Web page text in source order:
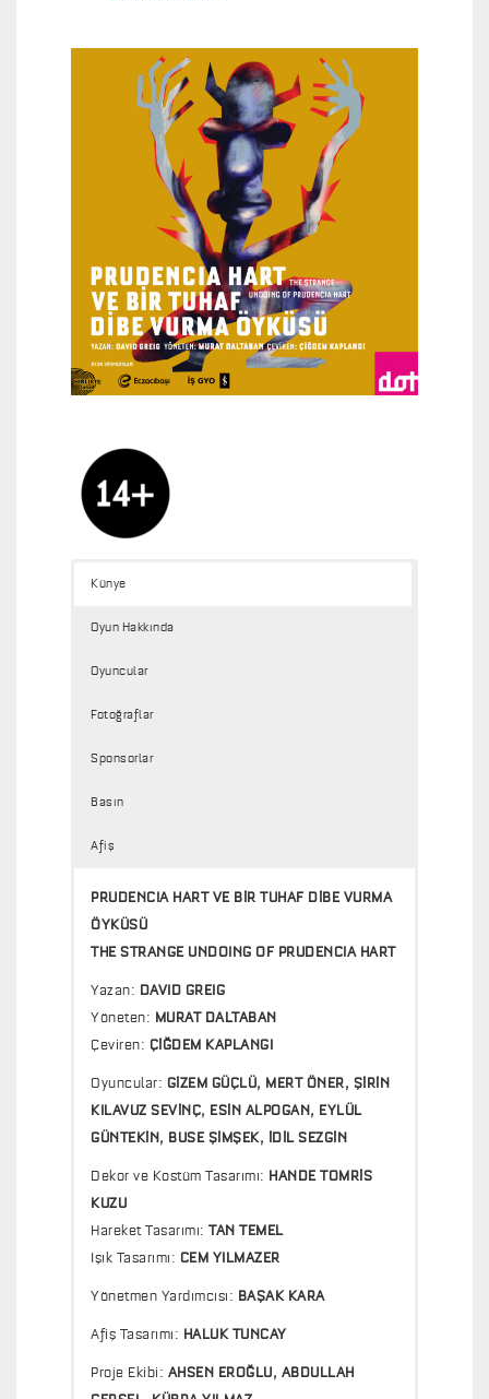
Künye
Oyun Hakkında
Oyuncular
Fotoğraflar
Sponsorlar
Basın
Afiş
PRUDENCIA HART VE BİR TUHAF DİBE VURMA
ÖYKÜSÜ
THE STRANGE UNDOING OF PRUDENCIA HART
Yazan: DAVID GREIG
Yöneten: MURAT DALTABAN
Çeviren: ÇİĞDEM KAPLANGI
Oyuncular: GİZEM GÜÇLÜ, MERT ÖNER, ŞİRİN
KILAVUZ SEVİNÇ, ESİN ALPOGAN, EYLÜL
GÜNTEKİN, BUSE ŞİMŞEK, İDİL SEZGİN
Dekor ve Kostüm Tasarımı: HANDE TOMRİS
KUZU
Hareket Tasarımı: TAN TEMEL
Işık Tasarımı: CEM YILMAZER
Yönetmen Yardımcısı: BAŞAK KARA
Afiş Tasarımı: HALUK TUNCAY
Proje Ekibi: AHSEN EROĞLU, ABDULLAH